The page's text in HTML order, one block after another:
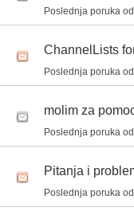
Poslednja poruka od
ChannelLists
Poslednja poruka od
molim za
Poslednja poruka od
Pitanja i
Poslednja poruka od